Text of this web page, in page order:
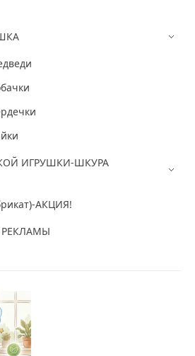
ИГРУШКИ-ШКУРА
АКЦИЯ!